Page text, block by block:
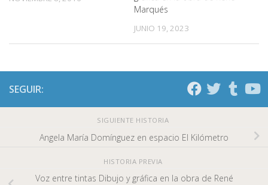
Marqués
JUNIO 19, 2023
SEGUIR:
SIGUIENTE HISTORIA
Angela María Domínguez en espacio El Kilómetro
HISTORIA PREVIA
Voz entre tintas Dibujo y gráfica en la obra de René